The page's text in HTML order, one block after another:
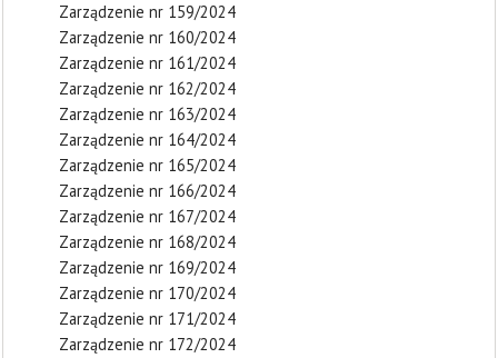
Zarządzenie nr 159/2024
Zarządzenie nr 160/2024
Zarządzenie nr 161/2024
Zarządzenie nr 162/2024
Zarządzenie nr 163/2024
Zarządzenie nr 164/2024
Zarządzenie nr 165/2024
Zarządzenie nr 166/2024
Zarządzenie nr 167/2024
Zarządzenie nr 168/2024
Zarządzenie nr 169/2024
Zarządzenie nr 170/2024
Zarządzenie nr 171/2024
Zarządzenie nr 172/2024